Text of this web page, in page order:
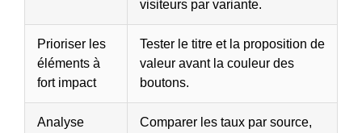
visiteurs par variante.
Prioriser les
éléments à
fort impact
Tester le titre et la proposition de
valeur avant la couleur des
boutons.
Analyse
Comparer les taux par source,